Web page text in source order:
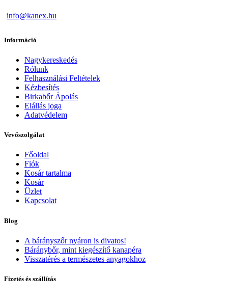
info@kanex.hu
Információ
Nagykereskedés
Rólunk
Felhasználási Feltételek
Kézbesítés
Birkabőr Ápolás
Elállás joga
Adatvédelem
Vevőszolgálat
Főoldal
Fiók
Kosár tartalma
Kosár
Üzlet
Kapcsolat
Blog
A bárányszőr nyáron is divatos!
Báránybőr, mint kiegészítő kanapéra
Visszatérés a természetes anyagokhoz
Fizetés és szállítás